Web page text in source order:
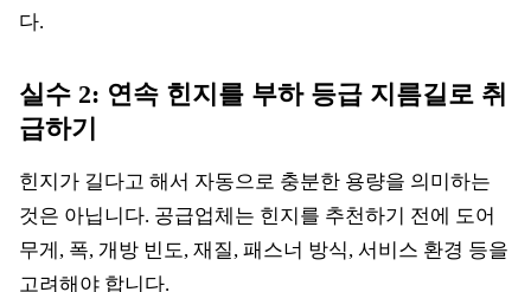
다.
실수 2: 연속 힌지를 부하 등급 지름길로 취
급하기
힌지가 길다고 해서 자동으로 충분한 용량을 의미하는
것은 아닙니다. 공급업체는 힌지를 추천하기 전에 도어
무게, 폭, 개방 빈도, 재질, 패스너 방식, 서비스 환경 등을
고려해야 합니다.